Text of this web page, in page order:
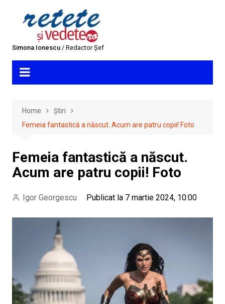
Simona Ionescu/ Redactor Șef
Home
Știri
Femeia fantastică a născut. Acum are patru copii! Foto
Femeia fantastică a născut.
Acum are patru copii! Foto
Igor Georgescu Publicat la 7 martie 2024, 10:00